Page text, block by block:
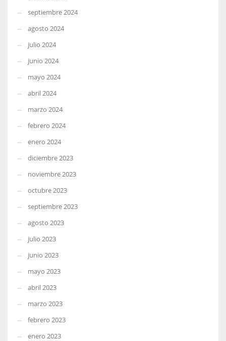
septiembre 2024
agosto 2024
julio 2024
junio 2024
mayo 2024
abril 2024
marzo 2024
febrero 2024
enero 2024
diciembre 2023
noviembre 2023
octubre 2023
septiembre 2023
agosto 2023
julio 2023
junio 2023
mayo 2023
abril 2023
marzo 2023
febrero 2023
enero 2023